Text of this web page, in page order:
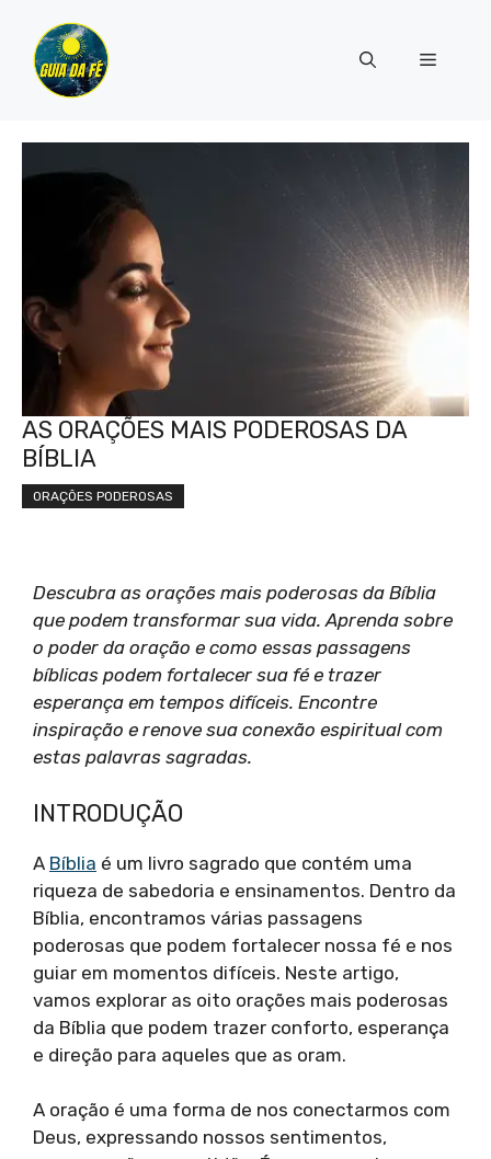
para
conteúdo
Menu
AS ORAÇÕES MAIS PODEROSAS DA
BÍBLIA
ORAÇÕES PODEROSAS
Descubra as orações mais poderosas da Bíblia
que podem transformar sua vida. Aprenda sobre
o poder da oração e como essas passagens
bíblicas podem fortalecer sua fé e trazer
esperança em tempos difíceis. Encontre
inspiração e renove sua conexão espiritual com
estas palavras sagradas.
INTRODUÇÃO
A Bíblia é um livro sagrado que contém uma
riqueza de sabedoria e ensinamentos. Dentro da
Bíblia, encontramos várias passagens
poderosas que podem fortalecer nossa fé e nos
guiar em momentos difíceis. Neste artigo,
vamos explorar as oito orações mais poderosas
da Bíblia que podem trazer conforto, esperança
e direção para aqueles que as oram.
A oração é uma forma de nos conectarmos com
Deus, expressando nossos sentimentos,